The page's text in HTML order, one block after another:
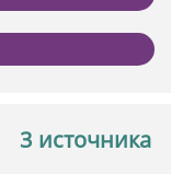
3 источника